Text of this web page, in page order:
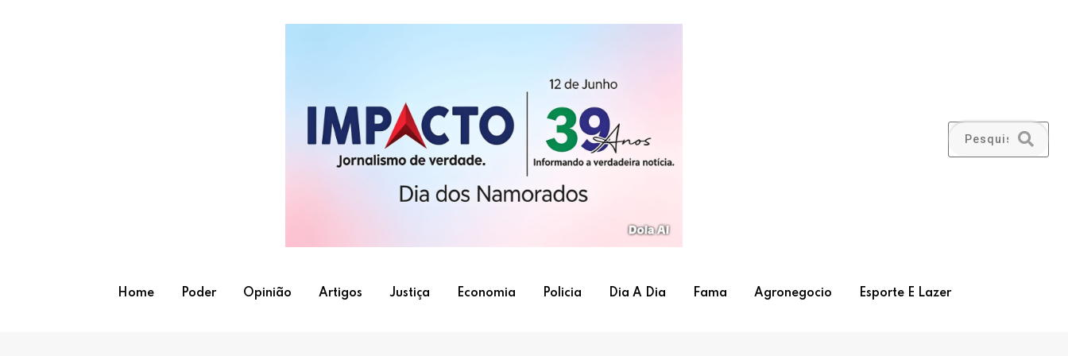
Home Poder Opinião Artigos Justiça Economia Policia Dia A Dia Fama Agronegocio Esporte E Lazer